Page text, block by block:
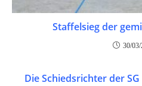
Staffelsieg der
30/
Die Schiedsrichter der